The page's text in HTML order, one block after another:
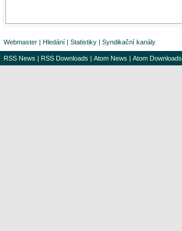
Webmaster | Hledání | Statistiky | Syndikační kanály
RSS News | RSS Downloads | Atom News | Atom Downloads